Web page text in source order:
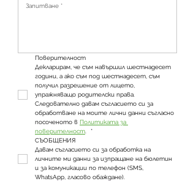
Поверителност
Декларирам, че съм навършил шестнадесет
години, а ако съм под шестнадесет, съм
получил разрешение от лицето,
упражняващо родителски права.
Следователно давам съгласието си за
обработване на моите лични данни съгласно
посоченото в Политиката за
поверителност
*
СЪОБЩЕНИЯ
Давам съгласието си за обработка на
личните ми данни за изпращане на бюлетин
и за комуникации по телефон (SMS,
WhatsApp, гласово обаждане).